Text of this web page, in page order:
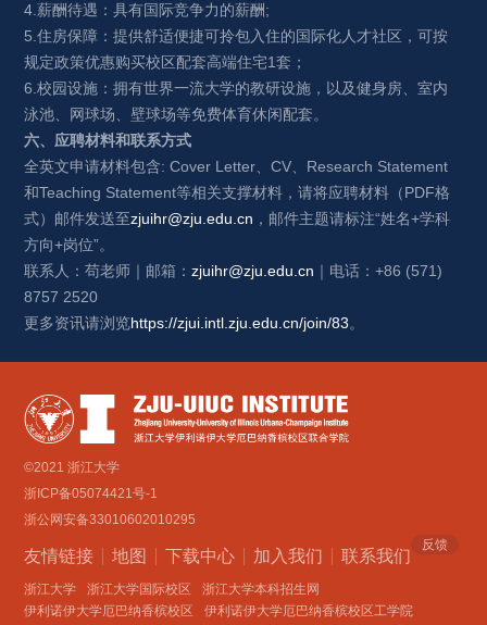
4.薪酬待遇：具有国际竞争力的薪酬;
5.住房保障：提供舒适便捷可拎包入住的国际化人才社区，可按
规定政策优惠购买校区配套高端住宅1套；
6.校园设施：拥有世界一流大学的教研设施，以及健身房、室内
泳池、网球场、壁球场等免费体育休闲配套。
六、应聘材料和联系方式
全英文申请材料包含: Cover Letter、CV、 Research Statement
和Teaching Statement等相关支撑材料，请将应聘材料（PDF格
式）邮件发送至zjuihr@zju.edu.cn ， 邮件主题请标注“姓名+学科
方向+岗位”。
联系人：苟老师｜邮箱：zjuihr@zju.edu.cn ｜电话：+86 (571)
8757 2520
更多资讯请浏览https://zjui.intl.zju.edu.cn/join/83。
©2021 浙江大学
浙ICP备05074421号-1
浙公网安备33010602010295
友情链接 地图 下载中心 加入我们 联系我们
反馈
浙江大学 浙江大学国际校区
浙江大学本科招生网
伊利诺伊大学厄巴纳香槟校区
伊利诺伊大学厄巴纳香槟校区工学院